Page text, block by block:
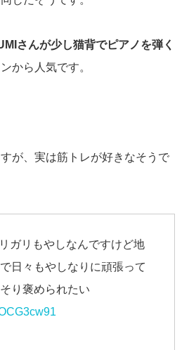
さんが少し猫背でピアノを弾く
から人気です。
が、実は筋トレが好きなそうで
ガリもやしなんですけど地
日々もやしなりに頑張って
り褒められたい